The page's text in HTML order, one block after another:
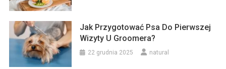
Jak Przygotować Psa Do Pierwszej
Wizyty U Groomera?
22 grudnia 2025 natural